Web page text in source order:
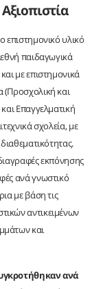
επιστημονικό υλικό
παιδαγωγικά
με επιστημονικά
(Προσχολική και
Επαγγελματική
σχολεία, με
εκπόνησης
ανά γνωστικό
με βάση τις
αντικειμένων
και
ανά